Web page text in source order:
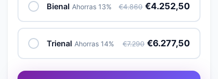
Bienal Ahorras 13% €4.860 €4.252,50
Trienal Ahorras 14% €7.290 €6.277,50